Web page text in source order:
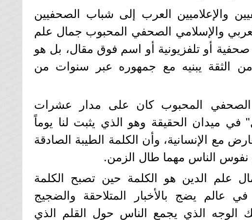
والإعلاميين العرب إلى شباب الصحفيين
والإسلامي الصحفي المحبوب جمال علم
أو تلفزيونية أو اسم فوق مقال، بل هو
الثقة يبنيه مع جمهوره عبر سنوات من
الصحفي المحبوب كان على مدار عشرات
في ميدان الحقيقة وهو الذي يثبت لنا يوماً
مع الإنسانية، وأن الكلمة الطيبة الصادقة
نفوس الناس مهما طال الزمن.
علم الدين هو الكلمة حين تصبح الكلمة
في عالم يضج بالأخبار المتلاحقة والضجيج
الوجه الذي يجمع الناس حول القلم الذي